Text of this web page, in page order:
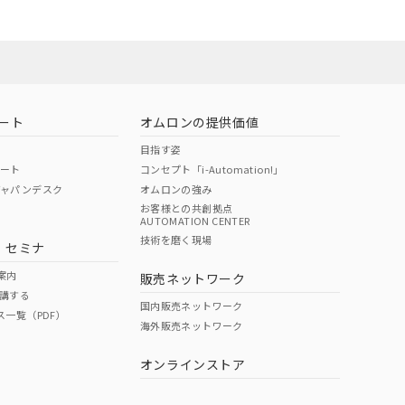
O O
ト
ト
パンデスク
セミナ
内
する
覧（PDF）
オムロンの提供価値
目指す姿
コンセプト「i-Automation!」
オムロンの強み
お客様との共創拠点
AUTOMATION CENTER
技術を磨く現場
販売ネットワーク
国内販売ネットワーク
海外販売ネットワーク
オンラインストア